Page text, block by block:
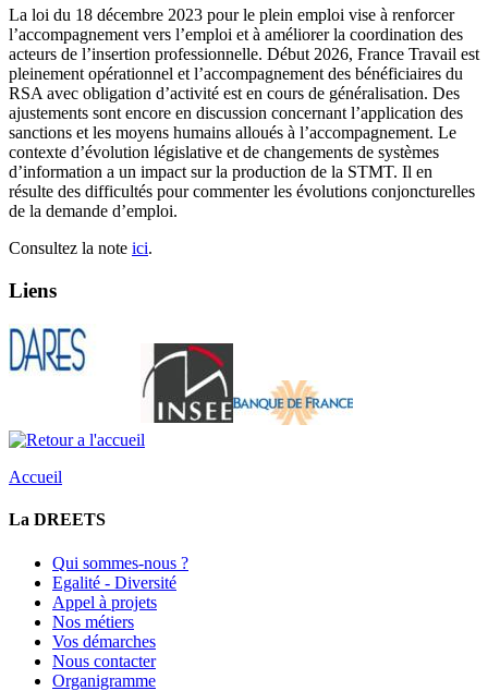
La loi du 18 décembre 2023 pour le plein emploi vise à renforcer
l’accompagnement vers l’emploi et à améliorer la coordination des
acteurs de l’insertion professionnelle. Début 2026, France Travail est
pleinement opérationnel et l’accompagnement des bénéficiaires du
RSA avec obligation d’activité est en cours de généralisation. Des
ajustements sont encore en discussion concernant l’application des
sanctions et les moyens humains alloués à l’accompagnement. Le
contexte d’évolution législative et de changements de systèmes
d’information a un impact sur la production de la STMT. Il en
résulte des difficultés pour commenter les évolutions conjoncturelles
de la demande d’emploi.
Consultez la note ici.
Liens
Accueil
La DREETS
Qui sommes-nous ?
Egalité - Diversité
Appel à projets
Nos métiers
Vos démarches
Nous contacter
Organigramme